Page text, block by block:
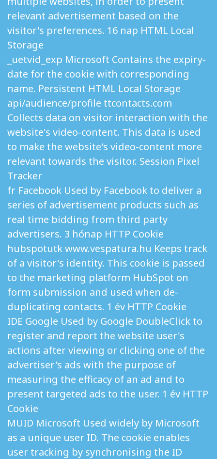
relevant advertisement based on the
visitor's preferences. 16 nap HTML Local
Storage
_uetvid_exp Microsoft Contains the expiry-
date for the cookie with corresponding
name. Persistent HTML Local Storage
api/audience/profile ttcontacts.com
Collects data on visitor interaction with the
website's video-content. This data is used
to make the website's video-content more
relevant towards the visitor. Session Pixel
Tracker
fr Facebook Used by Facebook to deliver a
series of advertisement products such as
real time bidding from third party
advertisers. 3 hónap HTTP Cookie
hubspotutk www.vespatura.hu Keeps track
of a visitor's identity. This cookie is passed
to the marketing platform HubSpot on
form submission and used when de-
duplicating contacts. 1 év HTTP Cookie
IDE Google Used by Google DoubleClick to
register and report the website user's
actions after viewing or clicking one of the
advertiser's ads with the purpose of
measuring the efficacy of an ad and to
present targeted ads to the user. 1 év HTTP
Cookie
MUID Microsoft Used widely by Microsoft
as a unique user ID. The cookie enables
user tracking by synchronising the ID